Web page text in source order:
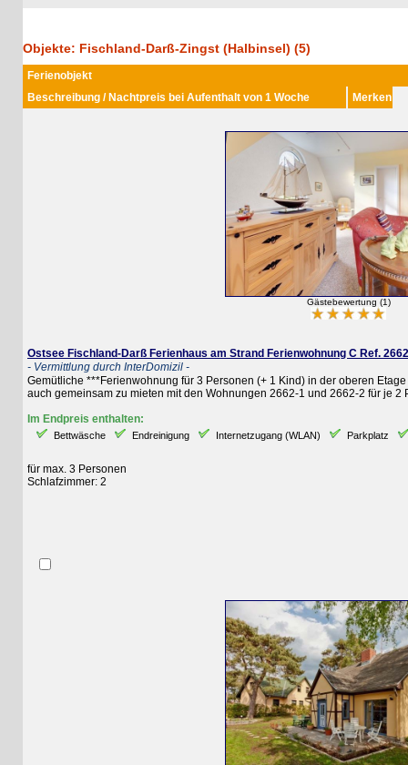
Objekte: Fischland-Darß-Zingst (Halbinsel) (5)
Ferienobjekt
Beschreibung / Nachtpreis bei Aufenthalt von 1 Woche
Merken
Gästebewertung (1)
Ostsee Fischland-Darß Ferienhaus am Strand Ferienwohnung C Ref. 2662-3
- Vermittlung durch InterDomizil -
Gemütliche ***Ferienwohnung für 3 Personen (+ 1 Kind) in der oberen Etage
auch gemeinsam zu mieten mit den Wohnungen 2662-1 und 2662-2 für je 2
Im Endpreis enthalten:
Bettwäsche Endreinigung Internetzugang (WLAN) Parkplatz
für max. 3 Personen
Schlafzimmer: 2